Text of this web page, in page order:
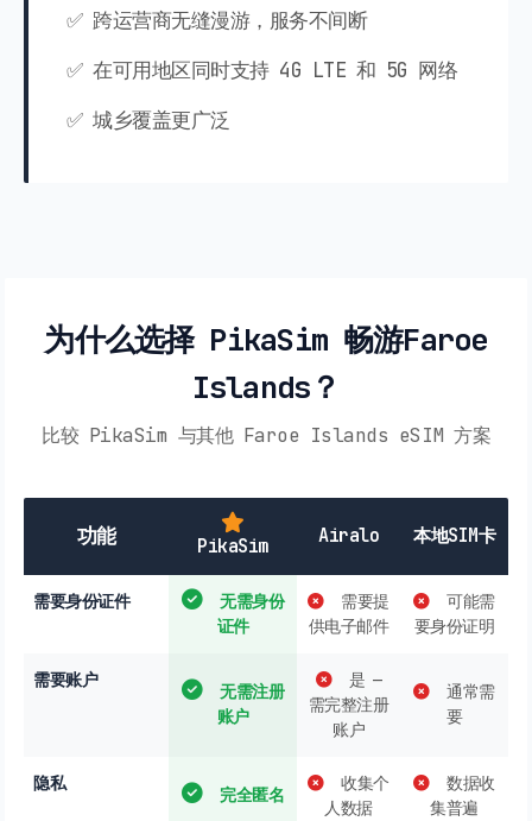
✅ 跨运营商无缝漫游，服务不间断
✅ 在可用地区同时支持 4G LTE 和 5G 网络
✅ 城乡覆盖更广泛
为什么选择 PikaSim 畅游Faroe
Islands？
比较 PikaSim 与其他 Faroe Islands eSIM 方案
功能 PikaSim Airalo 本地SIM卡
需要身份证件
无需身份
证件
需要提
供电子邮件
可能需
要身份证明
需要账户
无需注册
账户
是 —
需完整注册
账户
通常需
要
隐私
完全匿名
收集个
人数据
数据收
集普遍